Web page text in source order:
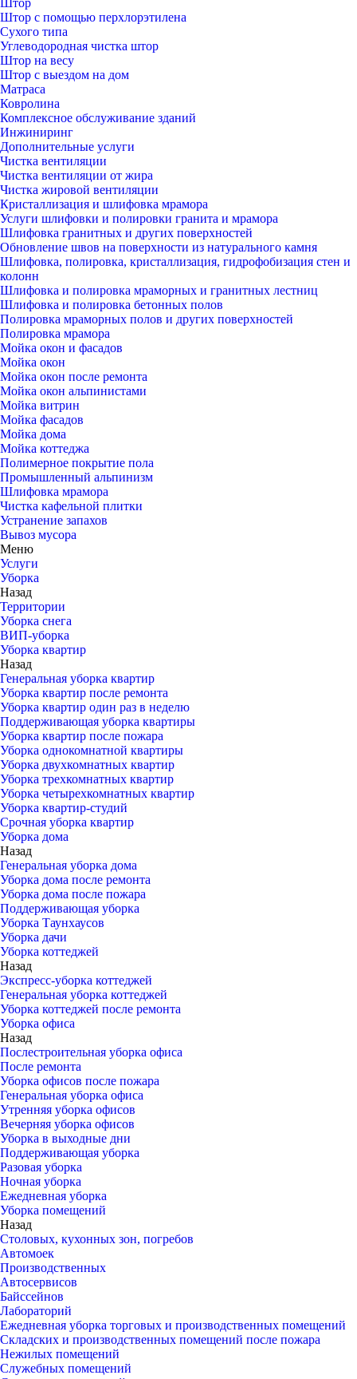
Штор
Штор с помощью перхлорэтилена
Сухого типа
Углеводородная чистка штор
Штор на весу
Штор с выездом на дом
Матраса
Ковролина
Комплексное обслуживание зданий
Инжиниринг
Дополнительные услуги
Чистка вентиляции
Чистка вентиляции от жира
Чистка жировой вентиляции
Кристаллизация и шлифовка мрамора
Услуги шлифовки и полировки гранита и мрамора
Шлифовка гранитных и других поверхностей
Обновление швов на поверхности из натурального камня
Шлифовка, полировка, кристаллизация, гидрофобизация стен и
колонн
Шлифовка и полировка мраморных и гранитных лестниц
Шлифовка и полировка бетонных полов
Полировка мраморных полов и других поверхностей
Полировка мрамора
Мойка окон и фасадов
Мойка окон
Мойка окон после ремонта
Мойка окон альпинистами
Мойка витрин
Мойка фасадов
Мойка дома
Мойка коттеджа
Полимерное покрытие пола
Промышленный альпинизм
Шлифовка мрамора
Чистка кафельной плитки
Устранение запахов
Вывоз мусора
Меню
Услуги
Уборка
Назад
Территории
Уборка снега
ВИП-уборка
Уборка квартир
Назад
Генеральная уборка квартир
Уборка квартир после ремонта
Уборка квартир один раз в неделю
Поддерживающая уборка квартиры
Уборка квартир после пожара
Уборка однокомнатной квартиры
Уборка двухкомнатных квартир
Уборка трехкомнатных квартир
Уборка четырехкомнатных квартир
Уборка квартир-студий
Срочная уборка квартир
Уборка дома
Назад
Генеральная уборка дома
Уборка дома после ремонта
Уборка дома после пожара
Поддерживающая уборка
Уборка Таунхаусов
Уборка дачи
Уборка коттеджей
Назад
Экспресс-уборка коттеджей
Генеральная уборка коттеджей
Уборка коттеджей после ремонта
Уборка офиса
Назад
Послестроительная уборка офиса
После ремонта
Уборка офисов после пожара
Генеральная уборка офиса
Утренняя уборка офисов
Вечерняя уборка офисов
Уборка в выходные дни
Поддерживающая уборка
Разовая уборка
Ночная уборка
Ежедневная уборка
Уборка помещений
Назад
Столовых, кухонных зон, погребов
Автомоек
Производственных
Автосервисов
Байссейнов
Лабораторий
Ежедневная уборка торговых и производственных помещений
Складских и производственных помещений после пожара
Нежилых помещений
Служебных помещений